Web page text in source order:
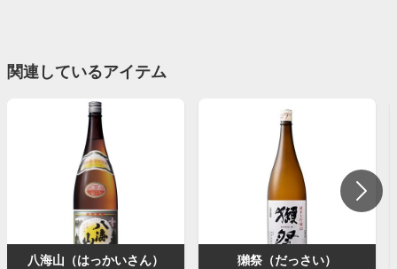
関連しているアイテム
八海山（はっかいさん） 獺祭（だっさい）